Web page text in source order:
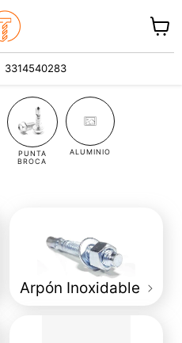
3314540283
carrito
PUNTA
BROCA
ALUMINIO
Arpón Inoxidable